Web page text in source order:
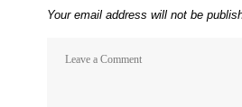
Your email address will not be